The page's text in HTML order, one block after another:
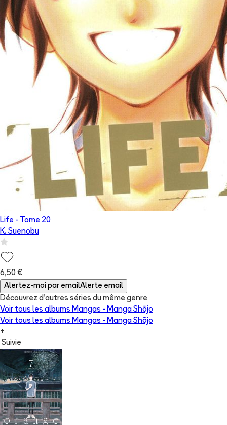
Life - Tome 20
K. Suenobu
6,50 €
Alertez-moi par emailAlerte email
Découvrez d'autres séries du même genre
Voir tous les albums Mangas - Manga Shōjo
Voir tous les albums Mangas - Manga Shōjo
+
Suivie